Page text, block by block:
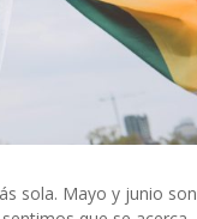
sola. Mayo y junio son